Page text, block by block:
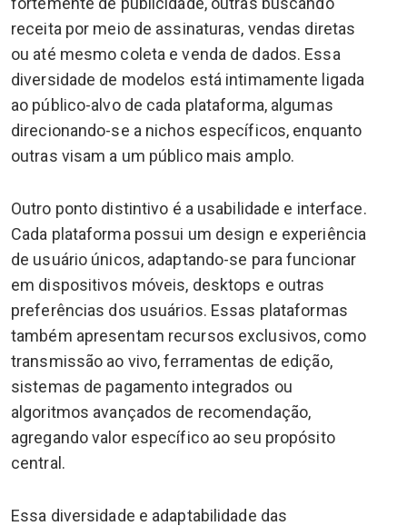
receita por meio de assinaturas, vendas diretas
ou até mesmo coleta e venda de dados. Essa
diversidade de modelos está intimamente ligada
ao público-alvo de cada plataforma, algumas
direcionando-se a nichos específicos, enquanto
outras visam a um público mais amplo.
Outro ponto distintivo é a usabilidade e interface.
Cada plataforma possui um design e experiência
de usuário únicos, adaptando-se para funcionar
em dispositivos móveis, desktops e outras
preferências dos usuários. Essas plataformas
também apresentam recursos exclusivos, como
transmissão ao vivo, ferramentas de edição,
sistemas de pagamento integrados ou
algoritmos avançados de recomendação,
agregando valor específico ao seu propósito
central.
Essa diversidade e adaptabilidade das